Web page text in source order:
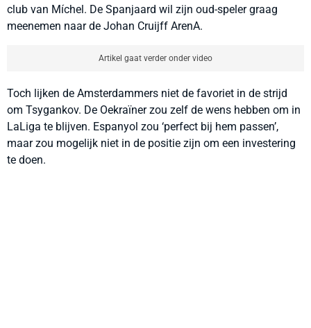
club van Míchel. De Spanjaard wil zijn oud-speler graag
meenemen naar de Johan Cruijff ArenA.
Artikel gaat verder onder video
Toch lijken de Amsterdammers niet de favoriet in de strijd
om Tsygankov. De Oekraïner zou zelf de wens hebben om in
LaLiga te blijven. Espanyol zou ‘perfect bij hem passen’,
maar zou mogelijk niet in de positie zijn om een investering
te doen.